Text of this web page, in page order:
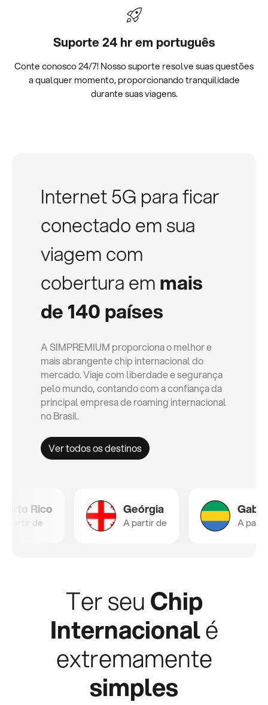
Suporte 24 hr em português
Conte conosco 24/7! Nosso suporte resolve suas questões
a qualquer momento, proporcionando tranquilidade
durante suas viagens.
Internet 5G para ficar
conectado em sua
viagem com
cobertura emmais
de 140 países
A SIMPREMIUM proporciona o melhor e
mais abrangente chip internacional do
mercado. Viaje com liberdade e segurança
pelo mundo, contando com a confiança da
principal empresa de roaming internacional
no Brasil.
Ver todos os destinos
Rico Geórgia
A partir de
Gabão
A partir de
Ter seuChip
Internacionalé
extremamente
simples